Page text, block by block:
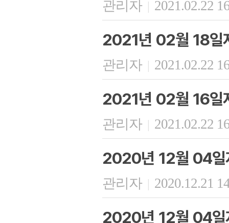
관리자 | 2021.02.22
2021년 02월 18일
관리자 | 2021.02.22
2021년 02월 16일
관리자 | 2021.02.22
2020년 12월 04일
관리자 | 2020.12.21
2020년 12월 04일